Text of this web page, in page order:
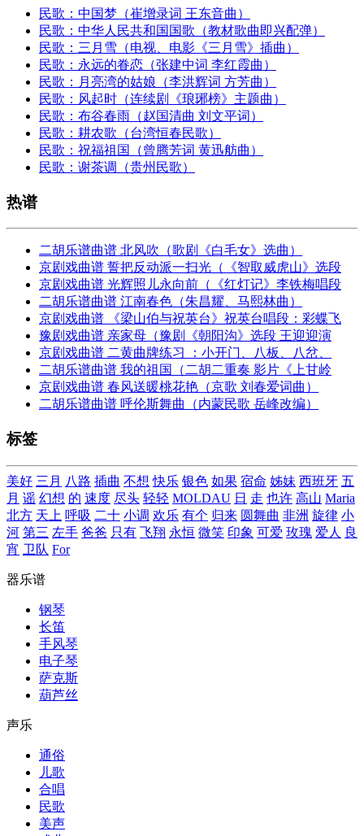
民歌：中国梦（崔增录词 王东音曲）
民歌：中华人民共和国国歌（教材歌曲即兴配弹）
民歌：三月雪（电视、电影《三月雪》插曲）
民歌：永远的眷恋（张建中词 李红霞曲）
民歌：月亮湾的姑娘（李洪辉词 方芳曲）
民歌：风起时（连续剧《琅琊榜》主题曲）
民歌：布谷春雨（赵国清曲 刘文平词）
民歌：耕农歌（台湾恒春民歌）
民歌：祝福祖国（曾腾芳词 黄迅舫曲）
民歌：谢茶调（贵州民歌）
热谱
二胡乐谱曲谱 北风吹（歌剧《白毛女》选曲）
京剧戏曲谱 誓把反动派一扫光（《智取威虎山》选段
京剧戏曲谱 光辉照儿永向前（《红灯记》李铁梅唱段
二胡乐谱曲谱 江南春色（朱昌耀、马熙林曲）
京剧戏曲谱 《梁山伯与祝英台》祝英台唱段：彩蝶飞
豫剧戏曲谱 亲家母（豫剧《朝阳沟》选段 王迎迎演
京剧戏曲谱 二黄曲牌练习 ：小开门、八板、八岔、
二胡乐谱曲谱 我的祖国（二胡二重奏 影片《上甘岭
京剧戏曲谱 春风送暖桃花艳（京歌 刘春爱词曲）
二胡乐谱曲谱 呼伦斯舞曲（内蒙民歌 岳峰改编）
标签
美好 三月 八路 插曲 不想 快乐 银色 如果 宿命 姊妹 西班牙 五
月 谣 幻想 的 速度 尽头 轻轻 MOLDAU 日 走 也许 高山 Maria
北方 天上 呼吸 二十 小调 欢乐 有个 归来 圆舞曲 非洲 旋律 小
河 第三 左手 爸爸 只有 飞翔 永恒 微笑 印象 可爱 玫瑰 爱人 良
宵 卫队 For
器乐谱
钢琴
长笛
手风琴
电子琴
萨克斯
葫芦丝
声乐
通俗
儿歌
合唱
民歌
美声